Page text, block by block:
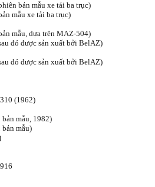
bản mẫu xe tải ba trục)
mẫu xe tải ba trục)
mẫu, dựa trên MAZ-504)
đó được sản xuất bởi BelAZ)
đó được sản xuất bởi BelAZ)
(1962)
mẫu, 1982)
mẫu)